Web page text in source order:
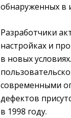
обнаруженных в
Разработчики
настройках и
в новых
современными
дефектов
в 1998 году.